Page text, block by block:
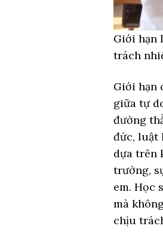
Giới hạn
trách
Giới hạn
giữa tự
đường
đức, luật
dựa trên
trường,
em. Học
mà
chịu